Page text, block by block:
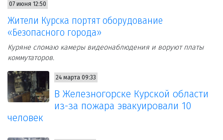
07 июня 12:50
Жители Курска портят оборудование
«Безопасного города»
Куряне сломаю камеры видеонаблюдения и воруют платы
коммутаторов.
24 марта 09:33
В Железногорске Курской области
из-за пожара эвакуировали 10
человек